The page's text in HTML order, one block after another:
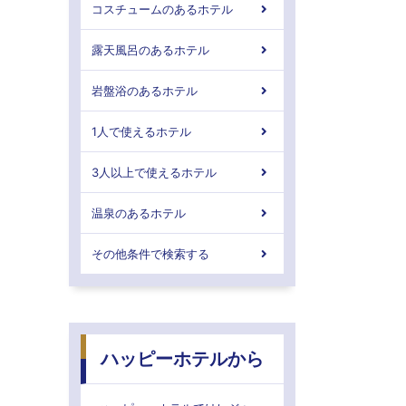
コスチュームのあるホテル
露天風呂のあるホテル
岩盤浴のあるホテル
1人で使えるホテル
3人以上で使えるホテル
温泉のあるホテル
その他条件で検索する
ハッピーホテルから